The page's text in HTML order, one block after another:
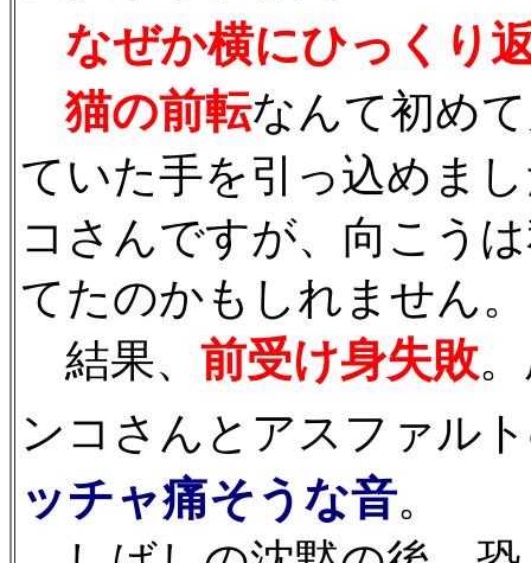
なぜか横にひっくり
猫の前転なんて初め
ていた手を引っ込めま
コさんですが、向こう
てたのかもしれません。
結果、 前受け身失敗
ンコさんとアスファル
ッチャ痛そうな音。